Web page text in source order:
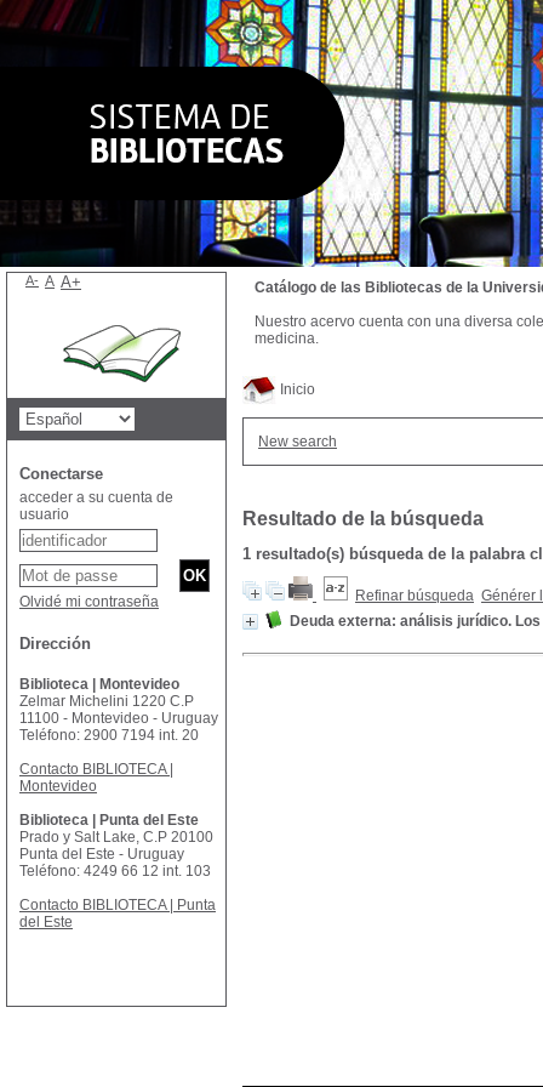
Inicio
New search
Resultado de la búsqueda
1 resultado(s) búsqueda de la palabra
Refinar búsqueda Générer
Deuda externa: análisis jurídico.
Catálogo de las Bibliotecas de la
Nuestro acervo cuenta con una diversa
medicina.
A- A A+
Conectarse
acceder a su cuenta de
usuario
Olvidé mi contraseña
Dirección
Biblioteca | Montevideo
Zelmar Michelini 1220 C.P
11100 - Montevideo - Uruguay
Teléfono: 2900 7194 int. 20
Contacto BIBLIOTECA |
Montevideo
Biblioteca | Punta del Este
Prado y Salt Lake, C.P 20100
Punta del Este - Uruguay
Teléfono: 4249 66 12 int. 103
Contacto BIBLIOTECA | Punta
del Este